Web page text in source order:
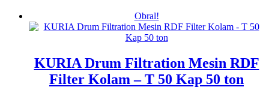
Obral!
KURIA Drum Filtration Mesin RDF
Filter Kolam – T 50 Kap 50 ton